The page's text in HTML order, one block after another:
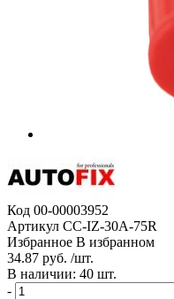
Код 00-00003952
Артикул CC-IZ-30A-75R
Избранное В избранном
34.87 руб. /шт.
В наличии: 40 шт.
-